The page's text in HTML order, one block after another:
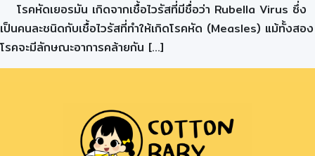
โรคหัดเยอรมัน เกิดจากเชื้อไวรัสที่มีชื่อว่า Rubella Virus ซึ่ง
เป็นคนละชนิดกับเชื้อไวรัสที่ทำให้เกิดโรคหัด (Measles) แม้ทั้งสอง
โรคจะมีลักษณะอาการคล้ายกัน […]